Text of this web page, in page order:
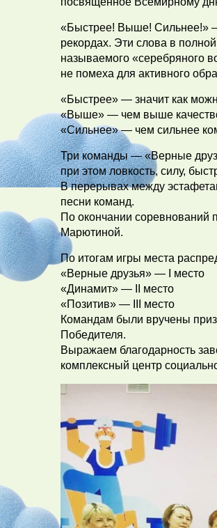
«Быстрее! Выше! Сильнее!» –
рекордах. Эти слова в
называемого «серебряного
не помеха для активного
«Быстрее» — значит как
«Выше» — чем выше
«Сильнее» — чем сильнее
Три команды — «Верные
при этом ловкость, силу,
В перерывах между
песни команд.
По окончании соревнований
Марютиной.
По итогам игры места
«Верные друзья» — I место
«Динамит» — II место
«Позитив» — III место
Командам были вручены
Победителя.
Выражаем благодарность
комплексный центр